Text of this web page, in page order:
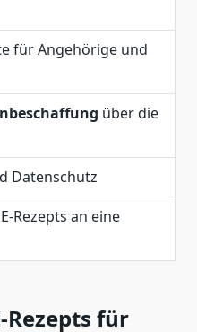
für Angehörige und
über die
Datenschutz
Rezepts an eine
Rezepts für